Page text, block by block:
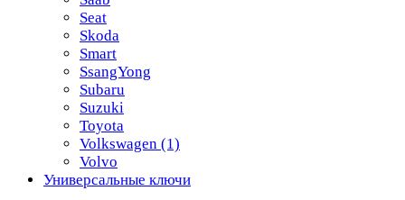
Seat
Skoda
Smart
SsangYong
Subaru
Suzuki
Toyota
Volkswagen (1)
Volvo
Универсальные ключи